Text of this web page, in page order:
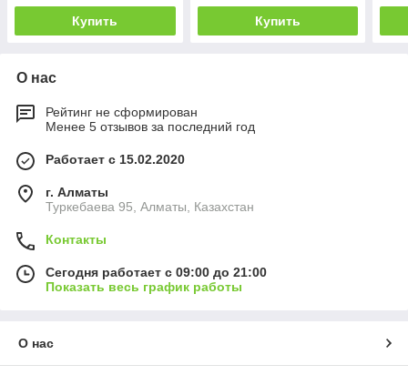
Купить Купить
О нас
Рейтинг не сформирован
Менее 5 отзывов за последний год
Работает с 15.02.2020
г. Алматы
Туркебаева 95, Алматы, Казахстан
Контакты
Сегодня работает с 09:00 до 21:00
Показать весь график работы
О нас